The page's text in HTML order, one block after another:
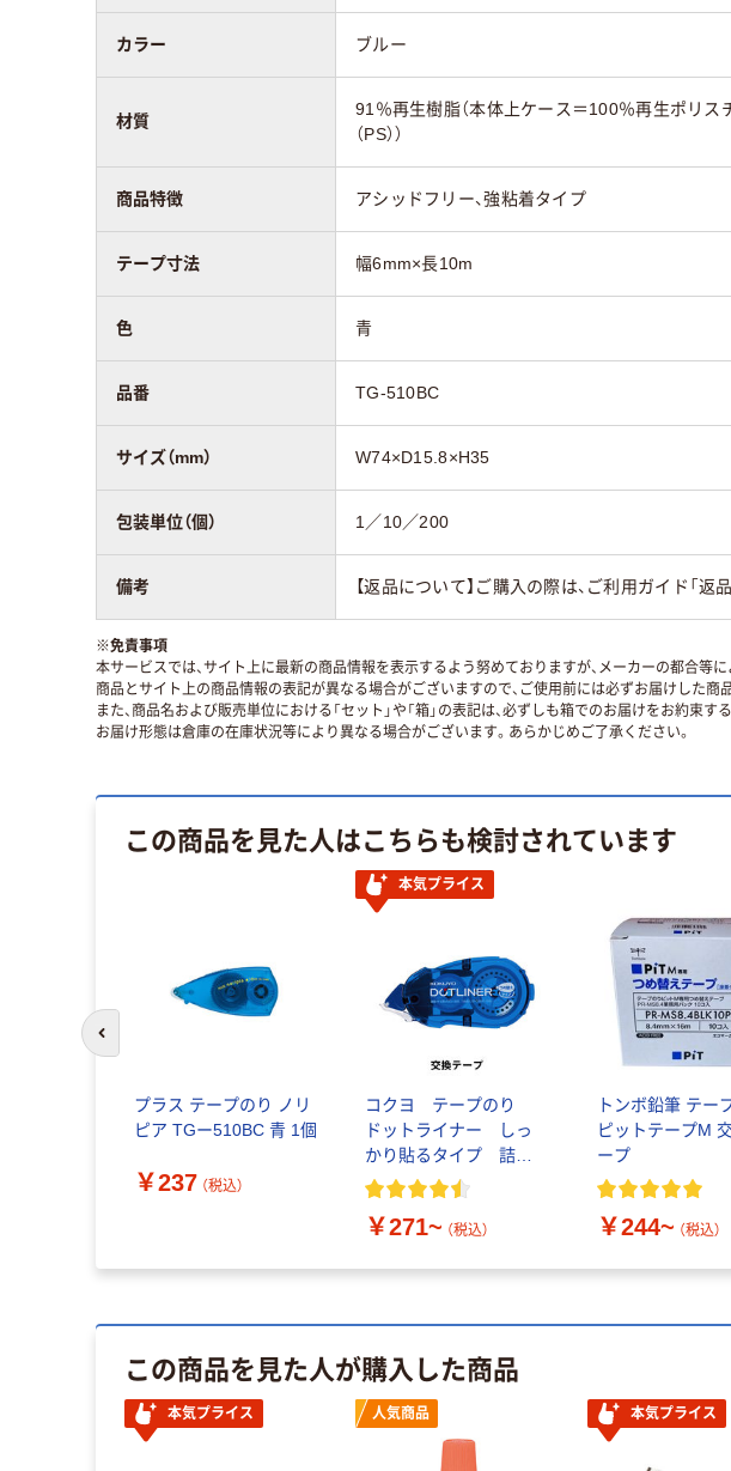
カラー ブルー
材質
91％再生樹脂（本体上ケース＝100％再生ポリス
（PS））
商品特徴 アシッドフリー、強粘着タイプ
テープ寸法 幅6mm×長10m
色 青
品番 TG-510BC
サイズ（mm） W74×D15.8×H35
包装単位（個） 1／10／200
備考 【返品について】ご購入の際は、ご利用ガイド「
※免責事項
本サービスでは、サイト上に最新の商品情報を表示するよう努めておりますが、メーカーの都合等に
商品とサイト上の商品情報の表記が異なる場合がございますので、ご使用前には必ずお届けした
また、商品名および販売単位における「セット」や「箱」の表記は、必ずしも箱でのお届けをお約束す
お届け形態は倉庫の在庫状況等により異なる場合がございます。あらかじめご了承ください。
この商品を見た人はこちらも検討されています
プラス テープのり ノリ
ピア TGー510BC 青 1個
￥237 （税込）
本気プライス
コクヨ テープのり
ドットライナー しっ
かり貼るタイプ 詰め
替えテープ
￥271~ （税込）
トンボ鉛筆 テー
ピットテープM
ープ
￥244~ （税込）
この商品を見た人が購入した商品
本気プライス 人気商品 本気プライス